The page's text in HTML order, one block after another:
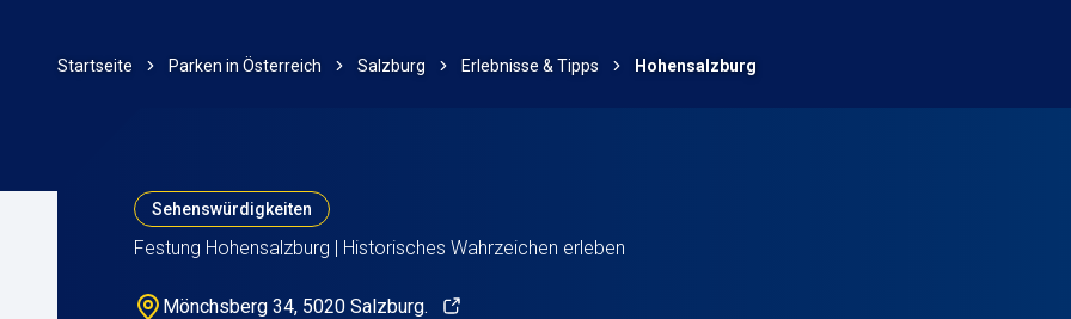
Startseite Parken in Österreich Salzburg Erlebnisse & Tipps Hohensalzburg
Sehenswürdigkeiten
Festung Hohensalzburg | Historisches Wahrzeichen erleben
Mönchsberg 34, 5020 Salzburg.